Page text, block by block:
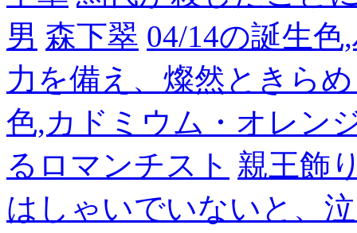
男 森下翠 04/14の誕生
力を備え、燦然ときら
色,カドミウム・オレン
るロマンチスト 親王飾
はしゃいでいないと、